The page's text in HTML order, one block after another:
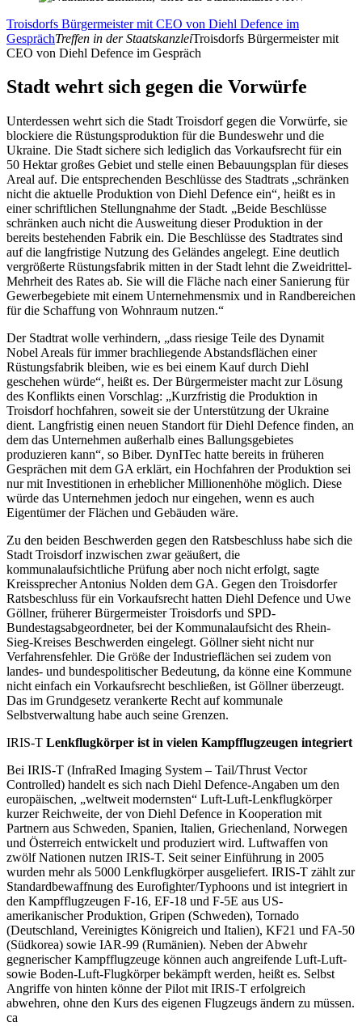
Troisdorfs Bürgermeister mit CEO von Diehl Defence im
GesprächTreffen in der StaatskanzleiTroisdorfs Bürgermeister mit
CEO von Diehl Defence im Gespräch
Stadt wehrt sich gegen die Vorwürfe
Unterdessen wehrt sich die Stadt Troisdorf gegen die Vorwürfe, sie
blockiere die Rüstungsproduktion für die Bundeswehr und die
Ukraine. Die Stadt sichere sich lediglich das Vorkaufsrecht für ein
50 Hektar großes Gebiet und stelle einen Bebauungsplan für dieses
Areal auf. Die entsprechenden Beschlüsse des Stadtrats „schränken
nicht die aktuelle Produktion von Diehl Defence ein“, heißt es in
einer schriftlichen Stellungnahme der Stadt. „Beide Beschlüsse
schränken auch nicht die Ausweitung dieser Produktion in der
bereits bestehenden Fabrik ein. Die Beschlüsse des Stadtrates sind
auf die langfristige Nutzung des Geländes angelegt. Eine deutlich
vergrößerte Rüstungsfabrik mitten in der Stadt lehnt die Zweidrittel-
Mehrheit des Rates ab. Sie will die Fläche nach einer Sanierung für
Gewerbegebiete mit einem Unternehmensmix und in Randbereichen
für die Schaffung von Wohnraum nutzen.“
Der Stadtrat wolle verhindern, „dass riesige Teile des Dynamit
Nobel Areals für immer brachliegende Abstandsflächen einer
Rüstungsfabrik bleiben, wie es bei einem Kauf durch Diehl
geschehen würde“, heißt es. Der Bürgermeister macht zur Lösung
des Konflikts einen Vorschlag: „Kurzfristig die Produktion in
Troisdorf hochfahren, soweit sie der Unterstützung der Ukraine
dient. Langfristig einen neuen Standort für Diehl Defence finden, an
dem das Unternehmen außerhalb eines Ballungsgebietes
produzieren kann“, so Biber. DynITec hatte bereits in früheren
Gesprächen mit dem GA erklärt, ein Hochfahren der Produktion sei
nur mit Investitionen in erheblicher Millionenhöhe möglich. Diese
würde das Unternehmen jedoch nur eingehen, wenn es auch
Eigentümer der Flächen und Gebäuden wäre.
Zu den beiden Beschwerden gegen den Ratsbeschluss habe sich die
Stadt Troisdorf inzwischen zwar geäußert, die
kommunalaufsichtliche Prüfung aber noch nicht erfolgt, sagte
Kreissprecher Antonius Nolden dem GA. Gegen den Troisdorfer
Ratsbeschluss für ein Vorkaufsrecht hatten Diehl Defence und Uwe
Göllner, früherer Bürgermeister Troisdorfs und SPD-
Bundestagsabgeordneter, bei der Kommunalaufsicht des Rhein-
Sieg-Kreises Beschwerden eingelegt. Göllner sieht nicht nur
Verfahrensfehler. Die Größe der Industrieflächen sei zudem von
landes- und bundespolitischer Bedeutung, da könne eine Kommune
nicht einfach ein Vorkaufsrecht beschließen, ist Göllner überzeugt.
Das im Grundgesetz verankerte Recht auf kommunale
Selbstverwaltung habe auch seine Grenzen.
IRIS-T Lenkflugkörper ist in vielen Kampfflugzeugen integriert
Bei IRIS-T (InfraRed Imaging System – Tail/Thrust Vector
Controlled) handelt es sich nach Diehl Defence-Angaben um den
europäischen, „weltweit modernsten“ Luft-Luft-Lenkflugkörper
kurzer Reichweite, der von Diehl Defence in Kooperation mit
Partnern aus Schweden, Spanien, Italien, Griechenland, Norwegen
und Österreich entwickelt und produziert wird. Luftwaffen von
zwölf Nationen nutzen IRIS-T. Seit seiner Einführung in 2005
wurden mehr als 5000 Lenkflugkörper ausgeliefert. IRIS-T zählt zur
Standardbewaffnung des Eurofighter/Typhoons und ist integriert in
den Kampfflugzeugen F-16, EF-18 und F-5E aus US-
amerikanischer Produktion, Gripen (Schweden), Tornado
(Deutschland, Vereinigtes Königreich und Italien), KF21 und FA-50
(Südkorea) sowie IAR-99 (Rumänien). Neben der Abwehr
gegnerischer Kampfflugzeuge können auch angreifende Luft-Luft-
sowie Boden-Luft-Flugkörper bekämpft werden, heißt es. Selbst
Angriffe von hinten könne der Pilot mit IRIS-T erfolgreich
abwehren, ohne den Kurs des eigenen Flugzeugs ändern zu müssen.
ca